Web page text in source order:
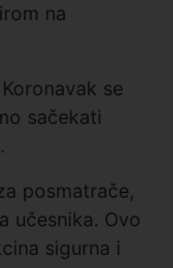
na
se
sačekati
posmatrače,
učesnika. Ovo
sigurna i